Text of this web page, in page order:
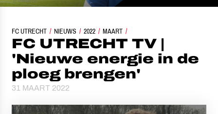
FC UTRECHT NIEUWS 2022 MAART
FC UTRECHT TV | 'NIEUWE ENERGIE IN DE PLOEG BRENGEN'
FC UTRECHT TV |
'Nieuwe energie in de
ploeg brengen'
31 MAART 2022